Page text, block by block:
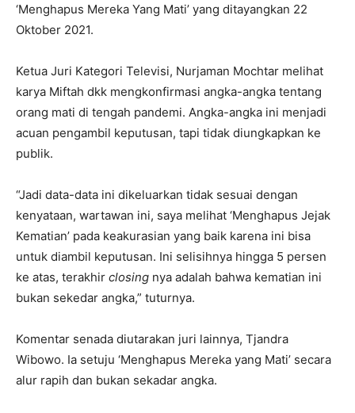
‘Menghapus Mereka Yang Mati’ yang ditayangkan 22
Oktober 2021.
Ketua Juri Kategori Televisi, Nurjaman Mochtar melihat
karya Miftah dkk mengkonfirmasi angka-angka tentang
orang mati di tengah pandemi. Angka-angka ini menjadi
acuan pengambil keputusan, tapi tidak diungkapkan ke
publik.
“Jadi data-data ini dikeluarkan tidak sesuai dengan
kenyataan, wartawan ini, saya melihat ‘Menghapus Jejak
Kematian’ pada keakurasian yang baik karena ini bisa
untuk diambil keputusan. Ini selisihnya hingga 5 persen
ke atas, terakhir closing nya adalah bahwa kematian ini
bukan sekedar angka,” tuturnya.
Komentar senada diutarakan juri lainnya, Tjandra
Wibowo. Ia setuju ‘Menghapus Mereka yang Mati’ secara
alur rapih dan bukan sekadar angka.